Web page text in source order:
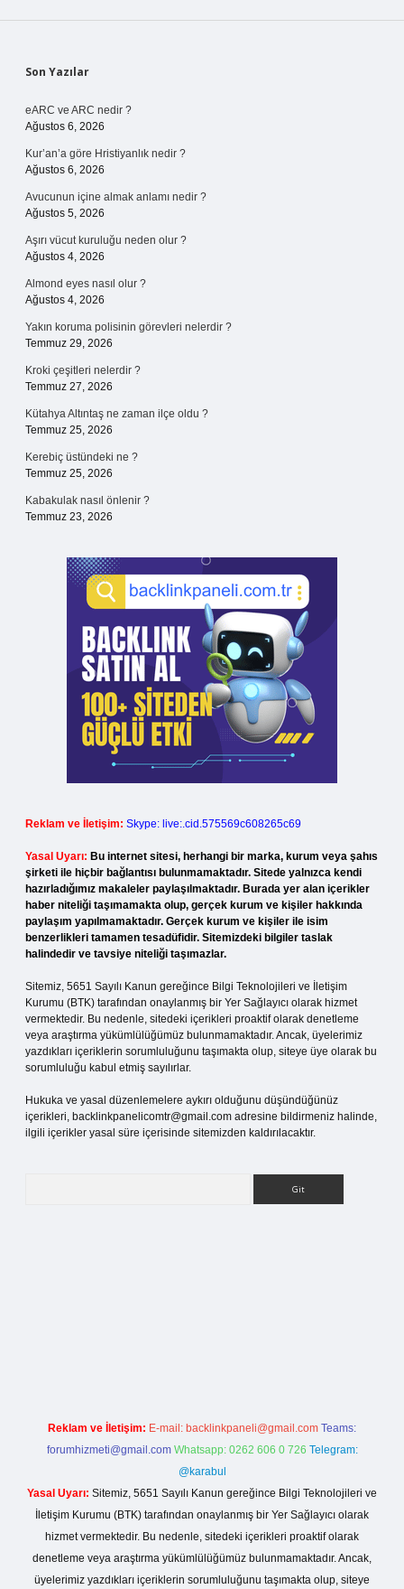
Sidebar
Son Yazılar
eARC ve ARC nedir ?
Ağustos 6, 2026
Kur’an’a göre Hristiyanlık nedir ?
Ağustos 6, 2026
Avucunun içine almak anlamı nedir ?
Ağustos 5, 2026
Aşırı vücut kuruluğu neden olur ?
Ağustos 4, 2026
Almond eyes nasıl olur ?
Ağustos 4, 2026
Yakın koruma polisinin görevleri nelerdir ?
Temmuz 29, 2026
Kroki çeşitleri nelerdir ?
Temmuz 27, 2026
Kütahya Altıntaş ne zaman ilçe oldu ?
Temmuz 25, 2026
Kerebiç üstündeki ne ?
Temmuz 25, 2026
Kabakulak nasıl önlenir ?
Temmuz 23, 2026
Reklam ve İletişim: Skype: live:.cid.575569c608265c69
Yasal Uyarı: Bu internet sitesi, herhangi bir marka, kurum veya şahıs
şirketi ile hiçbir bağlantısı bulunmamaktadır. Sitede yalnızca kendi
hazırladığımız makaleler paylaşılmaktadır. Burada yer alan içerikler
haber niteliği taşımamakta olup, gerçek kurum ve kişiler hakkında
paylaşım yapılmamaktadır. Gerçek kurum ve kişiler ile isim
benzerlikleri tamamen tesadüfidir. Sitemizdeki bilgiler taslak
halindedir ve tavsiye niteliği taşımazlar.
Sitemiz, 5651 Sayılı Kanun gereğince Bilgi Teknolojileri ve İletişim
Kurumu (BTK) tarafından onaylanmış bir Yer Sağlayıcı olarak hizmet
vermektedir. Bu nedenle, sitedeki içerikleri proaktif olarak denetleme
veya araştırma yükümlülüğümüz bulunmamaktadır. Ancak, üyelerimiz
yazdıkları içeriklerin sorumluluğunu taşımakta olup, siteye üye olarak bu
sorumluluğu kabul etmiş sayılırlar.
Hukuka ve yasal düzenlemelere aykırı olduğunu düşündüğünüz
içerikleri, backlinkpanelicomtr@gmail.com adresine bildirmeniz halinde,
ilgili içerikler yasal süre içerisinde sitemizden kaldırılacaktır.
Reklam ve İletişim: E-mail: backlinkpaneli@gmail.com Teams:
forumhizmeti@gmail.com Whatsapp: 0262 606 0 726 Telegram:
@karabul
Yasal Uyarı: Sitemiz, 5651 Sayılı Kanun gereğince Bilgi Teknolojileri ve
İletişim Kurumu (BTK) tarafından onaylanmış bir Yer Sağlayıcı olarak
hizmet vermektedir. Bu nedenle, sitedeki içerikleri proaktif olarak
denetleme veya araştırma yükümlülüğümüz bulunmamaktadır. Ancak,
üyelerimiz yazdıkları içeriklerin sorumluluğunu taşımakta olup, siteye